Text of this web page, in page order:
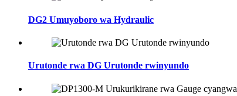
DG2 Umuyoboro wa Hydraulic
Urutonde rwa DG Urutonde rwinyundo